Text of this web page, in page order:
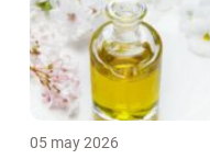
05 may 2026